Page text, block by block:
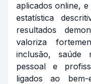
aplicados online,
estatística
resultados
valoriza
inclusão, saúde
pessoal e
ligados ao